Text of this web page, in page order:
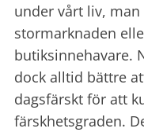
under vårt liv,
stormarknaden
butiksinnehavare.
dock alltid bättre
dagsfärskt för att
färskhetsgraden.